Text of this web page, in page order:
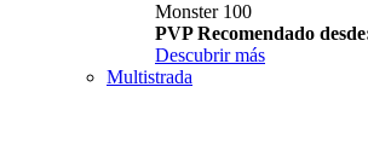
Monster 100
PVP Recomendado
Descubrir más
Multistrada